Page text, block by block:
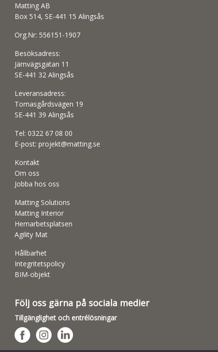
Matting AB
Box 514, SE-441 15 Alingsås
Org.Nr: 556151-1907
Besöksadress:
Järnvägsgatan 11
SE-441 32 Alingsås
Leveransadress:
Tomasgårdsvägen 19
SE-441 39 Alingsås
Tel: 0322 67 08 00
E-post: projekt@matting.se
Kontakt
Om oss
Jobba hos oss
Matting Solutions
Matting Interior
Hemarbetsplatsen
Agility Mat
Hållbarhet
Integritetspolicy
BIM-objekt
Följ oss gärna på sociala medier
Tillgänglighet och entrélösningar